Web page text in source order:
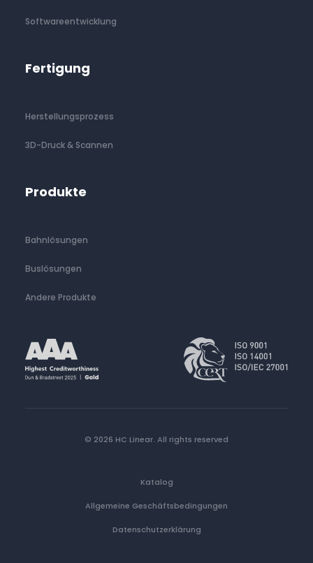
Softwareentwicklung
Fertigung
Herstellungsprozess
3D-Druck & Scannen
Produkte
Bahnlösungen
Buslösungen
Andere Produkte
© 2026 HC Linear. All rights reserved
Katalog
Allgemeine Geschäftsbedingungen
Datenschutzerklärung